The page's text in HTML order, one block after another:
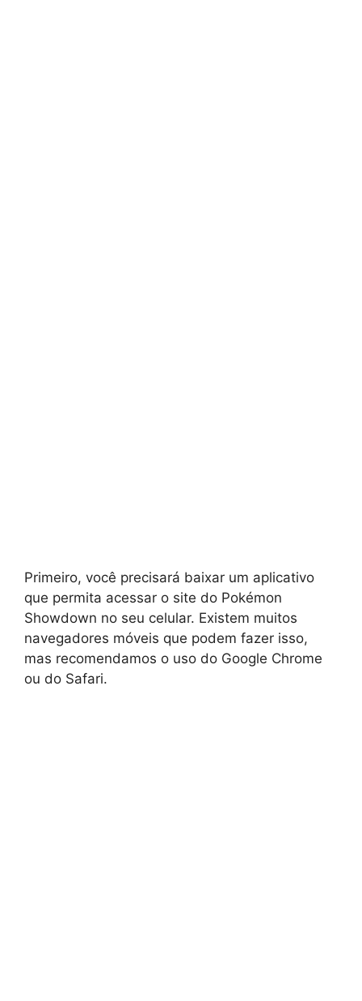
Primeiro, você precisará baixar um aplicativo
que permita acessar o site do Pokémon
Showdown no seu celular. Existem muitos
navegadores móveis que podem fazer isso,
mas recomendamos o uso do Google Chrome
ou do Safari.